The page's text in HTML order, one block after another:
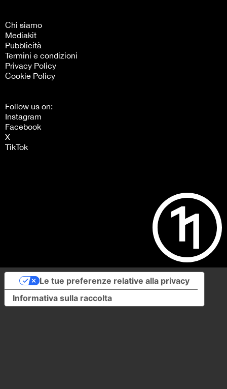
Chi siamo
Mediakit
Pubblicità
Termini e condizioni
Privacy Policy
Cookie Policy
Follow us on:
Instagram
Facebook
X
TikTok
Informativa sulla raccolta
Le tue preferenze relative alla privacy